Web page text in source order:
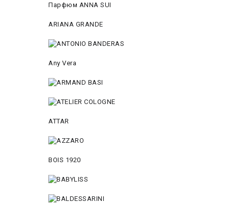
Парфюм ANNA SUI
ARIANA GRANDE
Any Vera
ATTAR
BOIS 1920